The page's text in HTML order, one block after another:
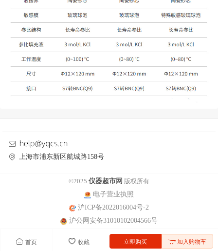
首页 收藏 立即购买 加入购物车
上海市浦东新区航城路158号
©2025 仪器超市网 版权所有
电子营业执照
沪ICP备2022016004号-2
沪公网安备31010102004566号